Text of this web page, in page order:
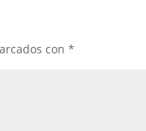
con*